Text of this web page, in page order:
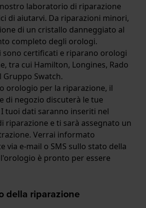
laboratorio di riparazione
di aiutarvi. Da riparazioni minori,
di un cristallo danneggiato al
completo degli orologi.
certificati e riparano orologi
tra cui Hamilton, Longines, Rado
Swatch.
orologio per la riparazione, il
di negozio discuterà le tue
tuoi dati saranno inseriti nel
riparazione e ti sarà assegnato un
Verrai informato
via e-mail o SMS sullo stato della
è pronto per essere
della riparazione